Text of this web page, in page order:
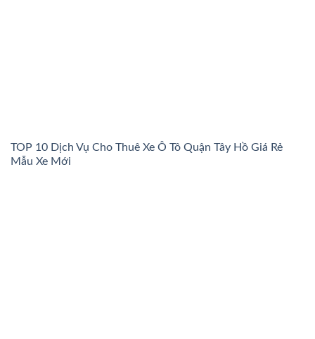
TOP 10 Dịch Vụ Cho Thuê Xe Ô Tô Quận Tây Hồ Giá Rẻ
Mẫu Xe Mới